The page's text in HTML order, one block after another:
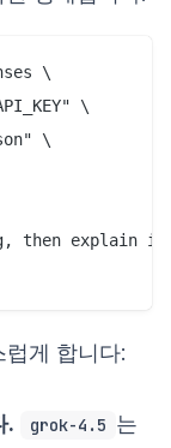
\
\
\
then explain
게 합니다:
. grok-4.5 는